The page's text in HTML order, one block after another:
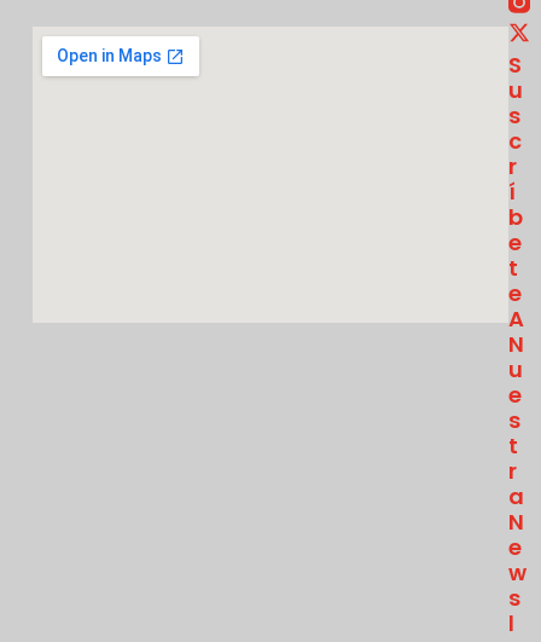
S
U
S
C
R
Í
B
E
T
E
A
N
U
E
S
T
R
A
N
E
W
S
L